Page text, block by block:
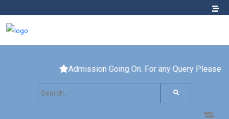
Admission Going On. For any Query Please